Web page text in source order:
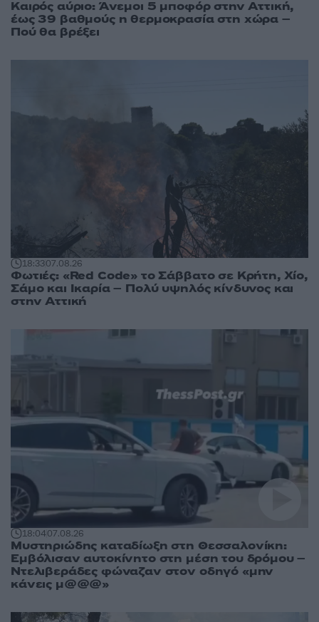
Καιρός αύριο: Άνεμοι 5 μποφόρ στην Αττική,
έως 39 βαθμούς η θερμοκρασία στη χώρα –
Πού θα βρέξει
18:3307.08.26
Φωτιές: «Red Code» το Σάββατο σε Κρήτη, Χίο,
Σάμο και Ικαρία – Πολύ υψηλός κίνδυνος και
στην Αττική
18:0407.08.26
Μυστηριώδης καταδίωξη στη Θεσσαλονίκη:
Εμβόλισαν αυτοκίνητο στη μέση του δρόμου –
Ντελιβεράδες φώναζαν στον οδηγό «μην
κάνεις μ@@@»